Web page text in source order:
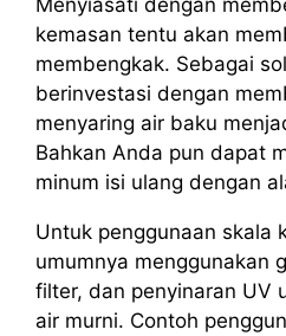
kemasan tentu akan
membengkak. Sebagai
berinvestasi dengan
menyaring air baku
Bahkan Anda pun dapat
minum isi ulang dengan
Untuk penggunaan skala
umumnya menggunakan
filter, dan penyinaran UV
air murni. Contoh